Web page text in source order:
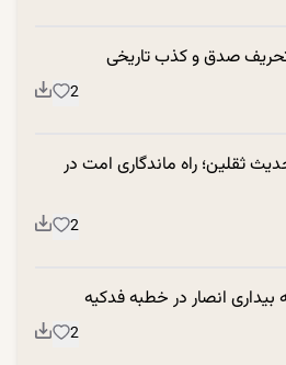
تحریف صدق و کذب تاریخی
2
ثقلین؛ راه ماندگاری امت در
2
انصار در خطبه فدکیه
2